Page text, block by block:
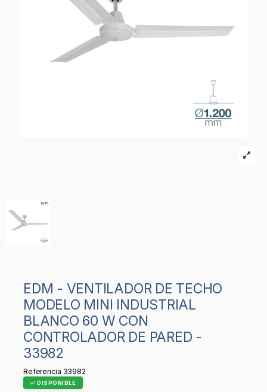
EDM - VENTILADOR DE TECHO
MODELO MINI INDUSTRIAL
BLANCO 60 W CON
CONTROLADOR DE PARED -
33982
Referencia 33982
DISPONIBLE